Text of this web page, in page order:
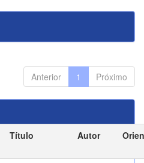
Anterior 1 Próximo
Título Autor